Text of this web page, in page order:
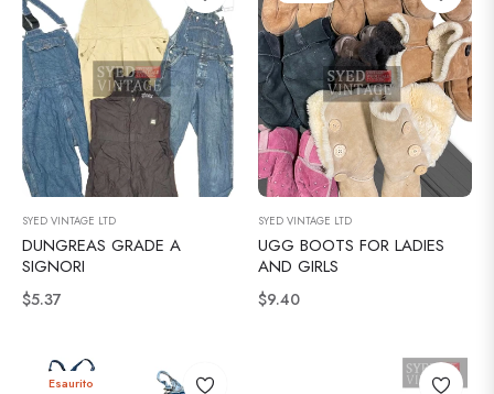
SYED VINTAGE LTD
DUNGREAS GRADE A
SIGNORI
Prezzo
$5.37
SYED VINTAGE LTD
UGG BOOTS FOR LADIES
AND GIRLS
Prezzo
$9.40
Esaurito